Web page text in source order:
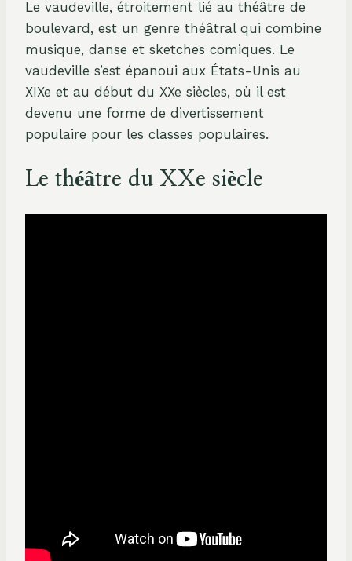
Le vaudeville, étroitement lié au théâtre de
boulevard, est un genre théâtral qui combine
musique, danse et sketches comiques. Le
vaudeville s’est épanoui aux États-Unis au
XIXe et au début du XXe siècles, où il est
devenu une forme de divertissement
populaire pour les classes populaires.
Le théâtre du XXe siècle